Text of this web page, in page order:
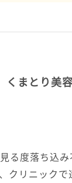
くまとり美
る度落ち込
リニックで